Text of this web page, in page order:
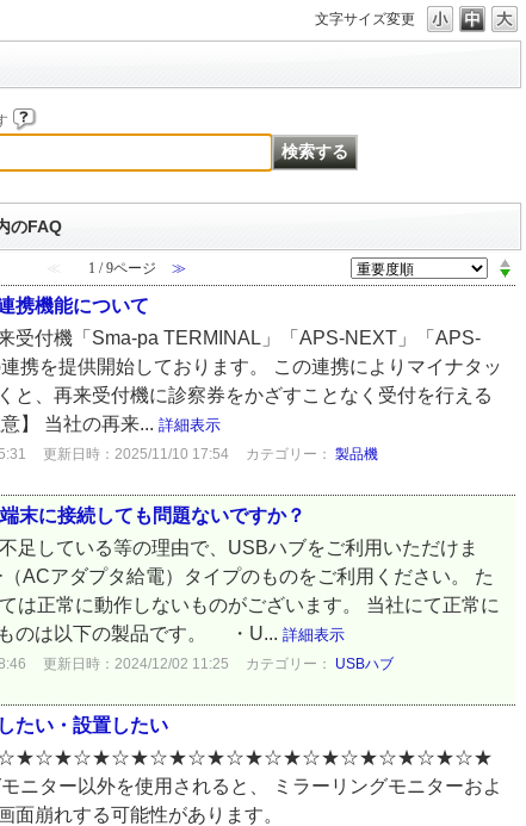
文字サイズ変更
のFAQ
≪ 1 / 9ページ ≫
携機能について
受付機「Sma-pa TERMINAL」「APS-NEXT」「APS-
携を提供開始しております。 この連携によりマイナタッ
と、再来受付機に診察券をかざすことなく受付を行える
】 当社の再来... 詳細表示
更新日時：2025/11/10 17:54 カテゴリー： 製品機
末に接続しても問題ないですか？
足している等の理由で、USBハブをご利用いただけま
ACアダプタ給電）タイプのものをご利用ください。 た
は正常に動作しないものがございます。 当社にて正常に
のは以下の製品です。 ・U... 詳細表示
更新日時：2024/12/02 11:25 カテゴリー： USBハブ
たい・設置したい
ニター以外を使用されると、 ミラーリングモニターおよ
面崩れする可能性があります。